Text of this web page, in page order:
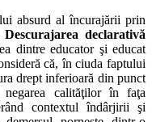
absurd al încurajării prin
Descurajarea declarativă
dintre educator şi educat
că, în ciuda faptului
drept inferioară din punct
calităţilor în faţa
contextul îndârjirii şi